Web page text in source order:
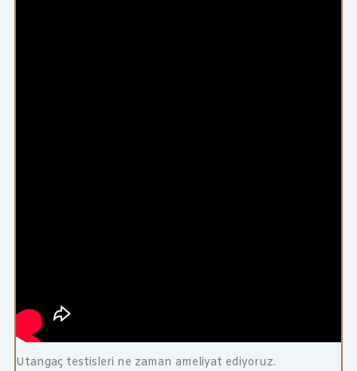
Utangaç testisleri ne zaman ameliyat ediyoruz.